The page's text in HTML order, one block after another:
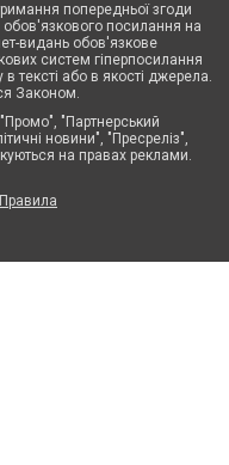
попередньої згоди
посилання на
видань обов'язкове
систем гіперпосилання
тексті або в якості джерела.
Законом.
"Партнерський
новини", "Пресреліз",
на правах реклами.
Правила